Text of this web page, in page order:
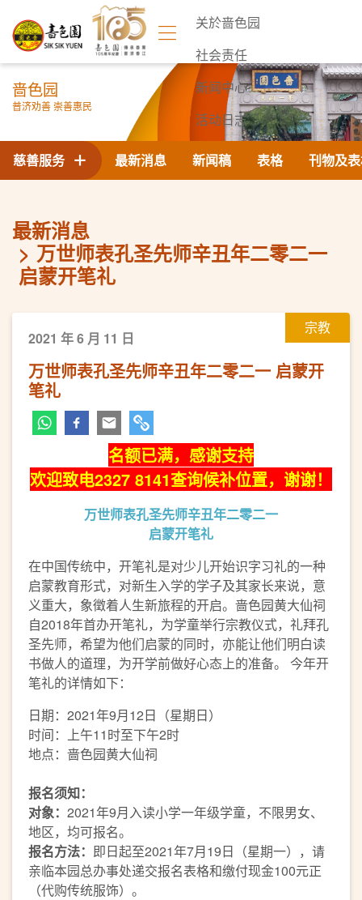
关於啬色园
社会责任
新闻中心
活动日志
联络我们
啬色园
普济劝善 崇善惠民
最新消息 新闻稿 表格 刊物及
慈善服务
最新消息
万世师表孔圣先师辛丑年二零二一
启蒙开笔礼
宗教
2021 年 6 月 11 日
万世师表孔圣先师辛丑年二零二一 启蒙开
笔礼
名额已满，感谢支持
欢迎致电2327 8141查询候补位置，谢谢！
万世师表孔圣先师辛丑年二零二一
启蒙开笔礼
在中国传统中，开笔礼是对少儿开始识字习礼的一种
启蒙教育形式，对新生入学的学子及其家长来说，意
义重大，象徵着人生新旅程的开启。啬色园黄大仙祠
自2018年首办开笔礼，为学童举行宗教仪式，礼拜孔
圣先师，希望为他们启蒙的同时，亦能让他们明白读
书做人的道理，为开学前做好心态上的准备。 今年开
笔礼的详情如下：
日期：2021年9月12日（星期日）
时间：上午11时至下午2时
地点：啬色园黄大仙祠
报名须知：
对象： 2021年9月入读小学一年级学童，不限男女、
地区，均可报名。
报名方法： 即日起至2021年7月19日（星期一），请
亲临本园总办事处递交报名表格和缴付现金100元正
（代购传统服饰）。